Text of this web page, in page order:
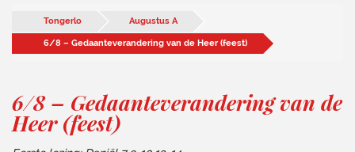
Tongerlo Augustus A
6/8 – Gedaanteverandering van de Heer (feest)
6/8 – Gedaanteverandering van de
Heer (feest)